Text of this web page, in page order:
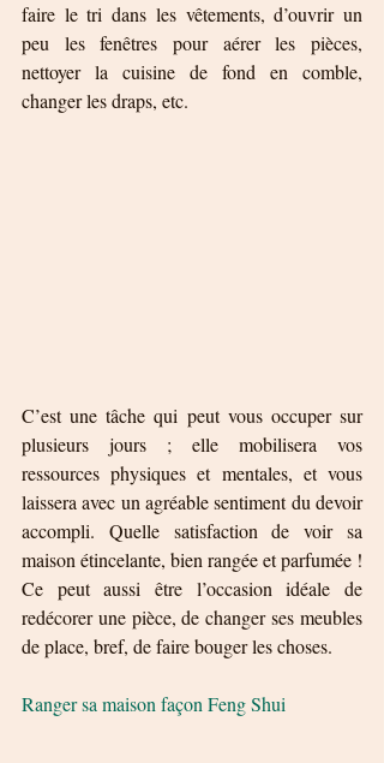
faire le tri dans les vêtements, d’ouvrir un
peu les fenêtres pour aérer les pièces,
nettoyer la cuisine de fond en comble,
changer les draps, etc.
C’est une tâche qui peut vous occuper sur
plusieurs jours ; elle mobilisera vos
ressources physiques et mentales, et vous
laissera avec un agréable sentiment du devoir
accompli. Quelle satisfaction de voir sa
maison étincelante, bien rangée et parfumée !
Ce peut aussi être l’occasion idéale de
redécorer une pièce, de changer ses meubles
de place, bref, de faire bouger les choses.
Ranger sa maison façon Feng Shui